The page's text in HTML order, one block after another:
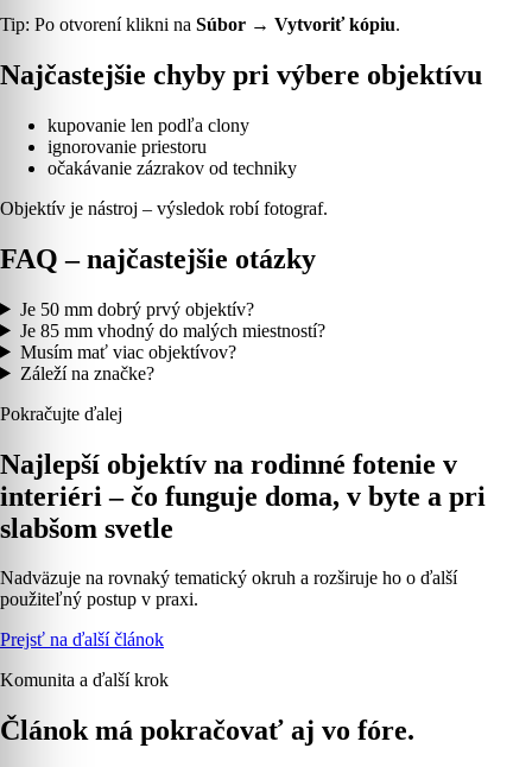
Tip: Po otvorení klikni na Súbor → Vytvoriť kópiu.
Najčastejšie chyby pri výbere objektívu
kupovanie len podľa clony
ignorovanie priestoru
očakávanie zázrakov od techniky
Objektív je nástroj – výsledok robí fotograf.
FAQ – najčastejšie otázky
Je 50 mm dobrý prvý objektív?
Je 85 mm vhodný do malých miestností?
Musím mať viac objektívov?
Záleží na značke?
Pokračujte ďalej
Najlepší objektív na rodinné fotenie v
interiéri – čo funguje doma, v byte a pri
slabšom svetle
Nadväzuje na rovnaký tematický okruh a rozširuje ho o ďalší
použiteľný postup v praxi.
Prejsť na ďalší článok
Komunita a ďalší krok
Článok má pokračovať aj vo fóre.